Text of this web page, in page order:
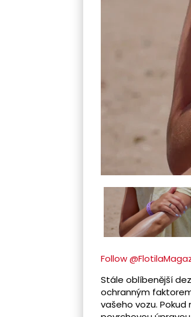
Follow
Stále oblíbenější
ochranným
vašeho vozu.